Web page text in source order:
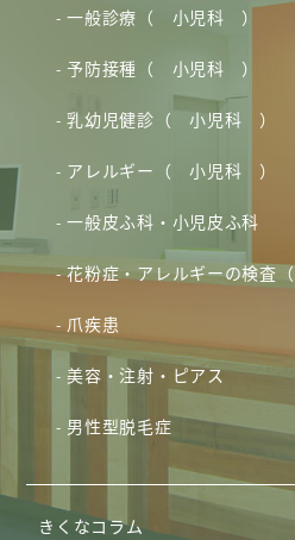
一般診療（ 小児科 ）
予防接種（ 小児科 ）
乳幼児健診（ 小児科 ）
アレルギー（ 小児科 ）
一般皮ふ科・小児皮ふ科
花粉症・アレルギーの検
爪疾患
美容・注射・ピアス
男性型脱毛症
きくなコラム